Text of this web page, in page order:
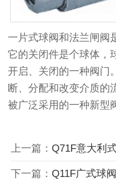
一片式球阀和法兰闸阀
它的关闭件是个球体，
开启、关闭的一种阀门
断、分配和改变介质的
被广泛采用的一种新型
上一篇： Q71F意大利式
下一篇： Q11F广式球